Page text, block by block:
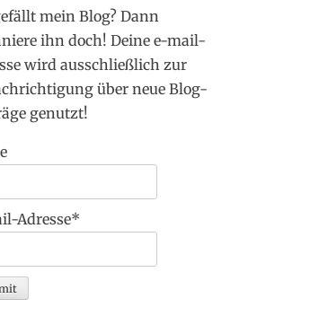
mein Blog? Dann
ihn doch! Deine e-mail-
wird ausschließlich zur
über neue Blog-
genutzt!
Adresse*